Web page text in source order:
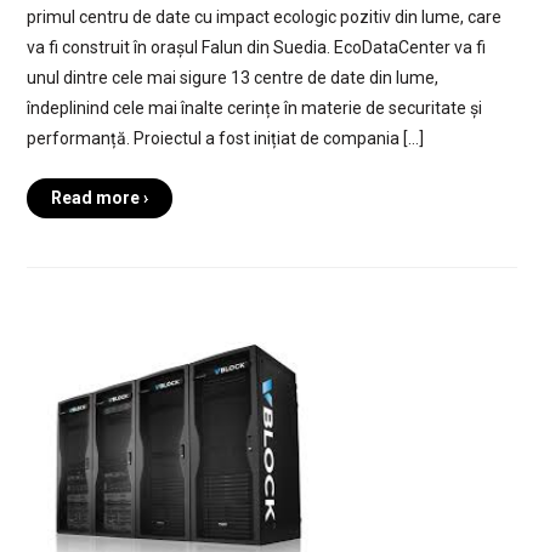
primul centru de date cu impact ecologic pozitiv din lume, care
va fi construit în orașul Falun din Suedia. EcoDataCenter va fi
unul dintre cele mai sigure 13 centre de date din lume,
îndeplinind cele mai înalte cerințe în materie de securitate și
performanță. Proiectul a fost inițiat de compania […]
Read more ›